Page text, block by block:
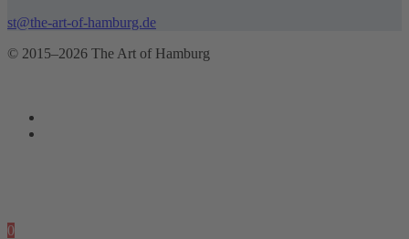
st@the-art-of-hamburg.de
© 2015–2026 The Art of Hamburg
0